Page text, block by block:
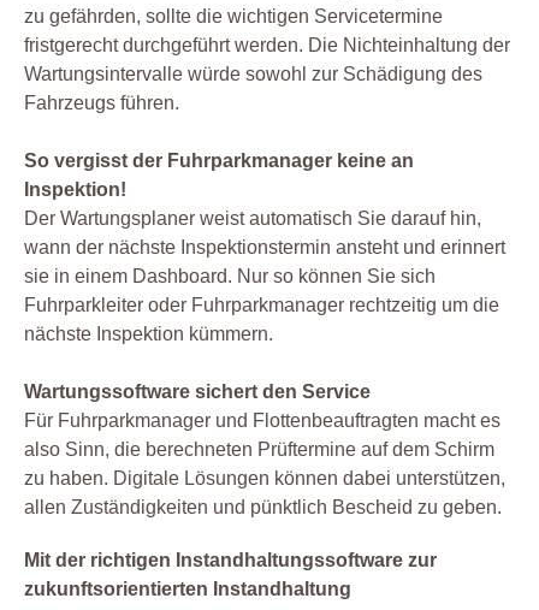
zu gefährden, sollte die wichtigen Servicetermine
fristgerecht durchgeführt werden. Die Nichteinhaltung der
Wartungsintervalle würde sowohl zur Schädigung des
Fahrzeugs führen.
So vergisst der Fuhrparkmanager keine an
Inspektion!
Der Wartungsplaner weist automatisch Sie darauf hin,
wann der nächste Inspektionstermin ansteht und erinnert
sie in einem Dashboard. Nur so können Sie sich
Fuhrparkleiter oder Fuhrparkmanager rechtzeitig um die
nächste Inspektion kümmern.
Wartungssoftware sichert den Service
Für Fuhrparkmanager und Flottenbeauftragten macht es
also Sinn, die berechneten Prüftermine auf dem Schirm
zu haben. Digitale Lösungen können dabei unterstützen,
allen Zuständigkeiten und pünktlich Bescheid zu geben.
Mit der richtigen Instandhaltungssoftware zur
zukunftsorientierten Instandhaltung